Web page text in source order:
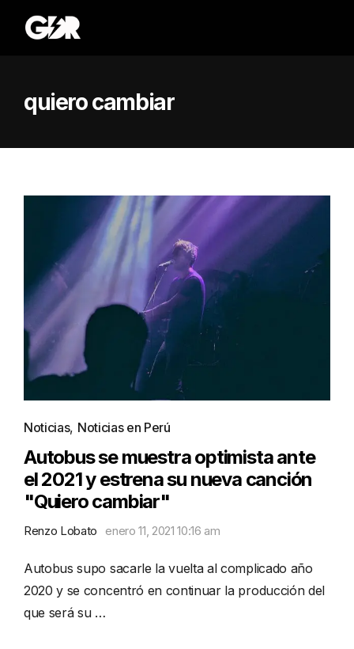
quiero cambiar
Noticias, Noticias en Perú
Autobus se muestra optimista ante
el 2021 y estrena su nueva canción
"Quiero cambiar"
Renzo Lobato enero 11, 2021 10:16 am
Autobus supo sacarle la vuelta al complicado año
2020 y se concentró en continuar la producción del
que será su …